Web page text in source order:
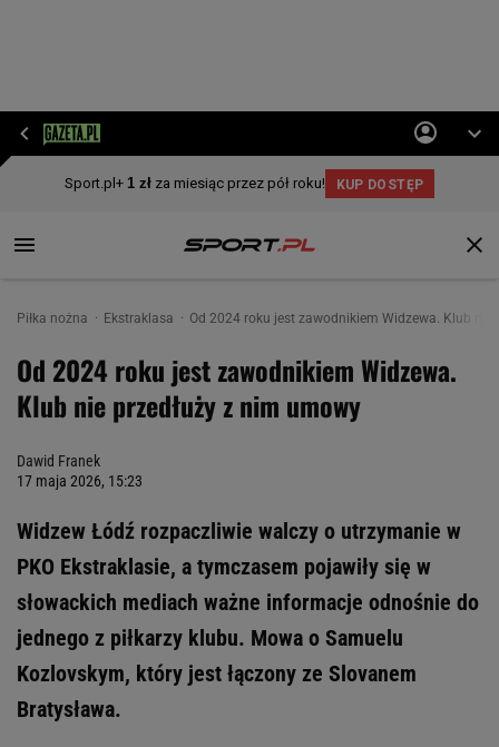
Piłka nożna Ekstraklasa Od 2024 roku jest zawodnikiem Widzewa. Klub nie
Od 2024 roku jest zawodnikiem Widzewa.
Klub nie przedłuży z nim umowy
Dawid Franek
17 maja 2026, 15:23
Widzew Łódź rozpaczliwie walczy o utrzymanie w
PKO Ekstraklasie, a tymczasem pojawiły się w
słowackich mediach ważne informacje odnośnie do
jednego z piłkarzy klubu. Mowa o Samuelu
Kozlovskym, który jest łączony ze Slovanem
Bratysława.